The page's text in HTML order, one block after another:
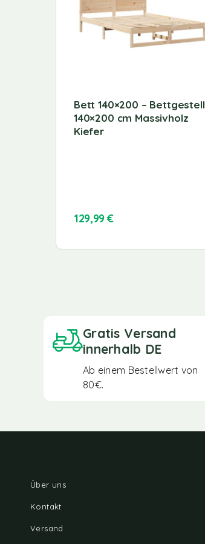
Bett 140×200 – Bettgestell
140×200 cm Massivholz
Kiefer
129,99€
Gratis Versand
innerhalb DE
Ab einem Bestellwert von
80€.
Über uns
Kontakt
Versand